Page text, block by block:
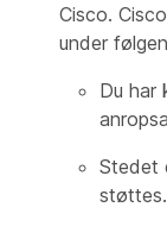
Cisco.
under
Du har
Stedet
støttes.